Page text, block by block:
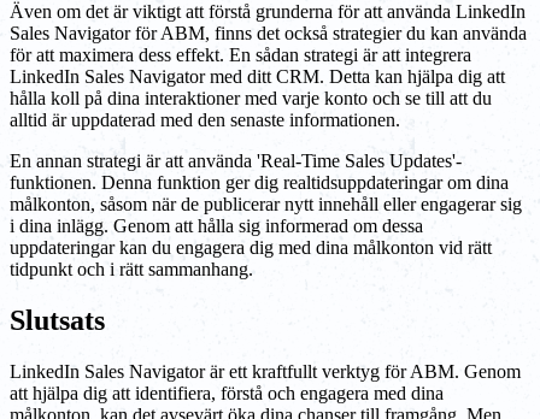
Även om det är viktigt att förstå grunderna för att använda LinkedIn
Sales Navigator för ABM, finns det också strategier du kan använda
för att maximera dess effekt. En sådan strategi är att integrera
LinkedIn Sales Navigator med ditt CRM. Detta kan hjälpa dig att
hålla koll på dina interaktioner med varje konto och se till att du
alltid är uppdaterad med den senaste informationen.
En annan strategi är att använda 'Real-Time Sales Updates'-
funktionen. Denna funktion ger dig realtidsuppdateringar om dina
målkonton, såsom när de publicerar nytt innehåll eller engagerar sig
i dina inlägg. Genom att hålla sig informerad om dessa
uppdateringar kan du engagera dig med dina målkonton vid rätt
tidpunkt och i rätt sammanhang.
Slutsats
LinkedIn Sales Navigator är ett kraftfullt verktyg för ABM. Genom
att hjälpa dig att identifiera, förstå och engagera med dina